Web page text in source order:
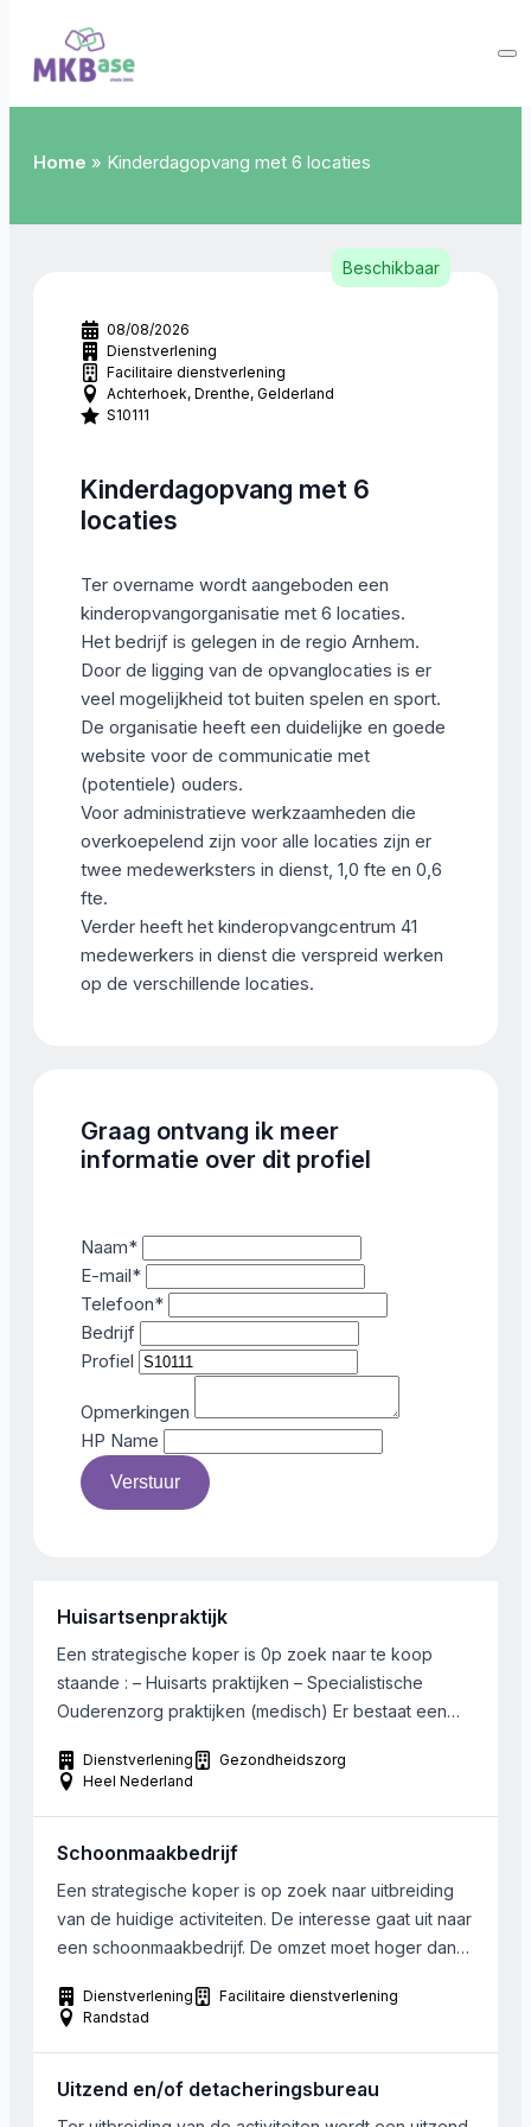
Home » Kinderdagopvang met 6 locaties
08/08/2026
Dienstverlening
Facilitaire dienstverlening
Achterhoek Drenthe Gelderland
S10111
Kinderdagopvang met 6
locaties
Ter overname wordt aangeboden een
kinderopvangorganisatie met 6 locaties.
Het bedrijf is gelegen in de regio Arnhem.
Door de ligging van de opvanglocaties is er
veel mogelijkheid tot buiten spelen en sport.
De organisatie heeft een duidelijke en goede
website voor de communicatie met
(potentiele) ouders.
Voor administratieve werkzaamheden die
overkoepelend zijn voor alle locaties zijn er
twee medewerksters in dienst, 1,0 fte en 0,6
fte.
Verder heeft het kinderopvangcentrum 41
medewerkers in dienst die verspreid werken
op de verschillende locaties.
Beschikbaar
Graag ontvang ik meer
informatie over dit profiel
Naam*
E-mail*
Telefoon*
Bedrijf
Profiel
Opmerkingen
HP Name
Verstuur
Huisartsenpraktijk
Een strategische koper is 0p zoek naar te koop
staande : – Huisarts praktijken – Specialistische
Ouderenzorg praktijken (medisch) Er bestaat een
praktijken, waarbij de directeur/eigenaar actief
betrokken blijft bij de groeiplannen. Er wordt
tot 5 miljoen op jaarbasis.
Dienstverlening
Gezondheidszorg
Heel Nederland
Schoonmaakbedrijf
Een strategische koper is op zoek naar uitbreiding
van de huidige activiteiten. De interesse gaat uit naar
een schoonmaakbedrijf. De omzet moet hoger dan
bedrijf is de Randstad. De voorkeur gaat uit naar een
klantenbestand met voornamelijk zakelijke klanten
Dienstverlening
Facilitaire dienstverlening
Randstad
Uitzend en/of detacheringsbureau